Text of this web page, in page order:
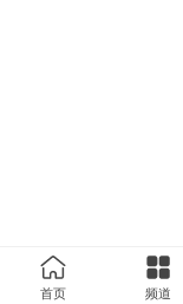
首页 频道